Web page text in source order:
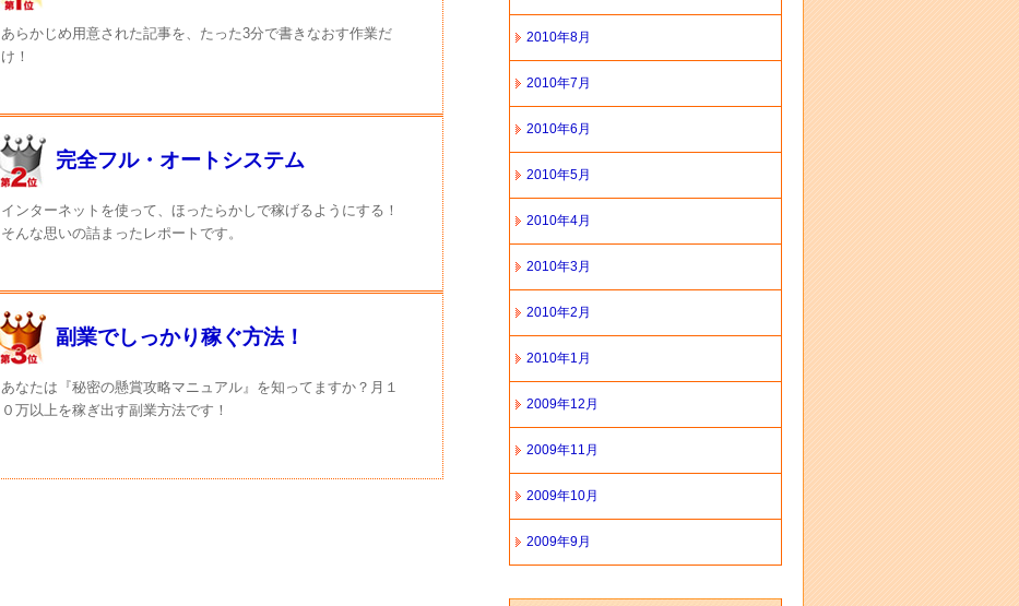
あらかじめ用意された記事を、たった3分で書きなおす作業だ
け！
完全フル・オートシステム
インターネットを使って、ほったらかしで稼げるようにする！
そんな思いの詰まったレポートです。
副業でしっかり稼ぐ方法！
あなたは『秘密の懸賞攻略マニュアル』を知ってますか？月１
０万以上を稼ぎ出す副業方法です！
2010年8月
2010年7月
2010年6月
2010年5月
2010年4月
2010年3月
2010年2月
2010年1月
2009年12月
2009年11月
2009年10月
2009年9月